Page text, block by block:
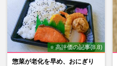
⭐ 高評価の記事(8.8)
惣菜が老化を早め、おにぎり